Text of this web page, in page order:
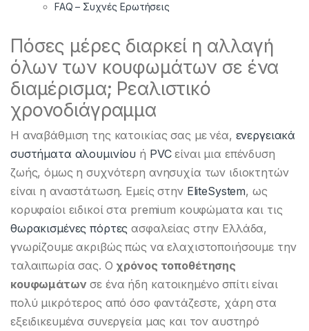
FAQ – Συχνές Ερωτήσεις
Πόσες μέρες διαρκεί η αλλαγή
όλων των κουφωμάτων σε ένα
διαμέρισμα; Ρεαλιστικό
χρονοδιάγραμμα
Η αναβάθμιση της κατοικίας σας με νέα, ενεργειακά
συστήματα αλουμινίου ή PVCείναι μια επένδυση
ζωής, όμως η συχνότερη ανησυχία των ιδιοκτητών
είναι η αναστάτωση. Εμείς στην EliteSystem, ως
κορυφαίοι ειδικοί στα premium κουφώματα και τις
θωρακισμένες πόρτεςασφαλείας στην Ελλάδα,
γνωρίζουμε ακριβώς πώς να ελαχιστοποιήσουμε την
ταλαιπωρία σας. Ο χρόνος τοποθέτησης
κουφωμάτων σε ένα ήδη κατοικημένο σπίτι είναι
πολύ μικρότερος από όσο φαντάζεστε, χάρη στα
εξειδικευμένα συνεργεία μας και τον αυστηρό